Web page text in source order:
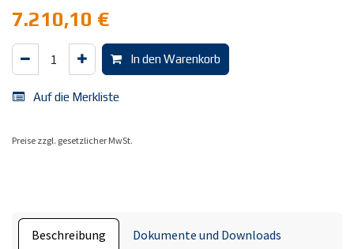
7.210,10 €
In den Warenkorb
Auf die Merkliste
Preise zzgl. gesetzlicher MwSt.
Beschreibung Dokumente und Downloads